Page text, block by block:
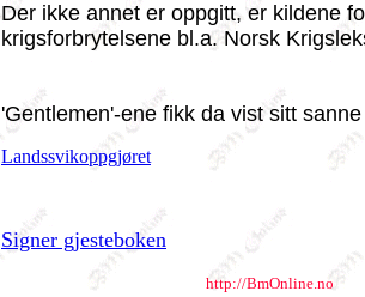
Der ikke annet er oppgitt, er kildene
krigsforbrytelsene bl.a. Norsk
'Gentlemen'-ene fikk da vist sitt
Landssvikoppgjøret
Signer gjesteboken
http://BmOnline.no